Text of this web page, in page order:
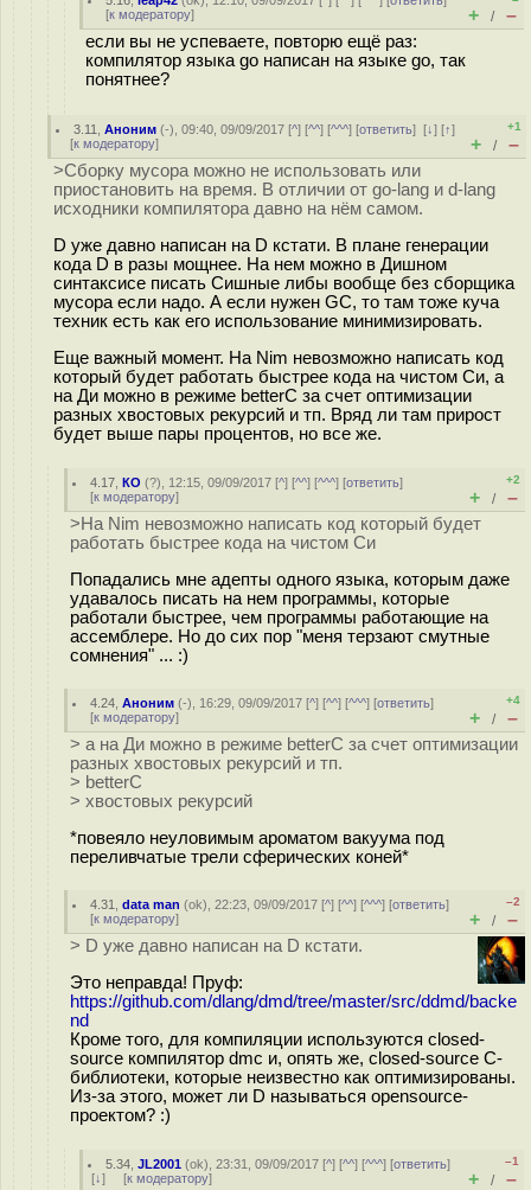
[к модератору] + / –
если вы не успеваете, повторю ещё раз:
компилятор языка go написан на языке go, так
понятнее?
3.11 ,Аноним (-), 09:40, 09/09/2017 [^] [^^] [^^^] [ответить][↓] [↑]
[к модератору]
+1
+ / –
>Сборку мусора можно не использовать или
приостановить на время. В отличии от go-lang и d-lang
исходники компилятора давно на нём самом.
D уже давно написан на D кстати. В плане генерации
кода D в разы мощнее. На нем можно в Дишном
синтаксисе писать Сишные либы вообще без сборщика
мусора если надо. А если нужен GC, то там тоже куча
техник есть как его использование минимизировать.
Еще важный момент. На Nim невозможно написать код
который будет работать быстрее кода на чистом Си, а
на Ди можно в режиме betterC за счет оптимизации
разных хвостовых рекурсий и тп. Вряд ли там прирост
будет выше пары процентов, но все же.
4.17 ,КО (?), 12:15, 09/09/2017 [^] [^^] [^^^] [ответить]
[к модератору]
+2
+ / –
>На Nim невозможно написать код который будет
работать быстрее кода на чистом Си
Попадались мне адепты одного языка, которым даже
удавалось писать на нем программы, которые
работали быстрее, чем программы работающие на
ассемблере. Но до сих пор "меня терзают смутные
сомнения" ... :)
4.24 ,Аноним (-), 16:29, 09/09/2017 [^] [^^] [^^^] [ответить]
[к модератору]
+4
+ / –
> а на Ди можно в режиме betterC за счет оптимизации
разных хвостовых рекурсий и тп.
> betterC
> хвостовых рекурсий
*повеяло неуловимым ароматом вакуума под
переливчатые трели сферических коней*
4.31 ,data man (ok), 22:23, 09/09/2017 [^] [^^] [^^^] [ответить]
[к модератору]
–2
+ / –
> D уже давно написан на D кстати.
Это неправда! Пруф:
https://github.com/dlang/dmd/tree/master/src/ddmd/backe
nd
Кроме того, для компиляции используются closed-
source компилятор dmc и, опять же, closed-source C-
библиотеки, которые неизвестно как оптимизированы.
Из-за этого, может ли D называться opensource-
проектом? :)
5.34 ,JL2001 (ok), 23:31, 09/09/2017 [^] [^^] [^^^] [ответить]
[↓] [к модератору]
–1
+ / –